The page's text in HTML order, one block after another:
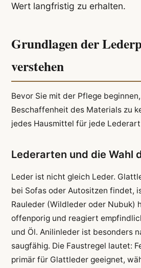
Wert langfristig zu erhalten.
Grundlagen der
verstehen
Bevor Sie mit der Pflege
Beschaffenheit des Materials zu
jedes Hausmittel für jede
Lederarten und die Wahl
Leder ist nicht gleich Leder.
bei Sofas oder Autositzen findet,
Rauleder (Wildleder oder Nubuk)
offenporig und reagiert
und Öl. Anilinleder ist besonders
saugfähig. Die Faustregel lautet:
primär für Glattleder geeignet,